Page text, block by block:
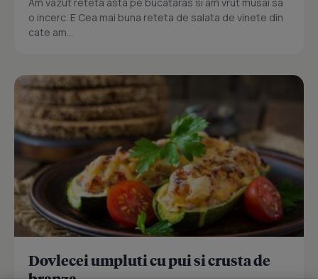
o incerc. E Cea mai buna reteta de salata de vinete din
cate am...
Dovlecei umpluti cu pui si crusta de